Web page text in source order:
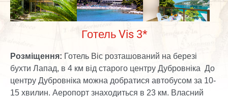
Готель Vis 3*
Розміщення: Готель Віс розташований на березі
бухти Лапад, в 4 км від старого центру Дубровніка До
центру Дубровніка можна добратися автобусом за 10-
15 хвилин. Аеропорт знаходиться в 23 км. Власний